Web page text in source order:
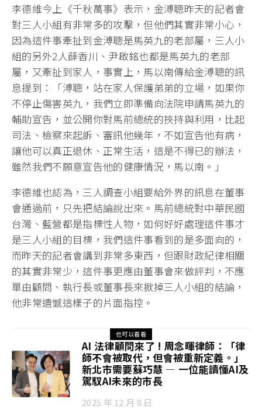
李德維今上《千秋萬事》表示，金溥聰昨天的記者會
對三人小組有非常多的攻擊，但他們其實非常小心，
因為這件事牽扯到金溥聰是馬英九的老部屬，三人小
組的另外2人薛香川、尹啟銘也都是馬英九的老部
屬，又牽扯到家人，事實上，馬以南傳給金溥聰的訊
息提到：「溥聰，站在家人保護弟弟的立場，如果你
不停止傷害英九，我們立即準備向法院申請馬英九的
輔助宣告，並公開你對馬前總統的挾持與利用，比起
司法、檢察來起訴、審訊他幾年，不如宣告他有病，
讓他可以真正退休、正常生活，這是不得已的辦法，
雖然我們不願意宣告他的健康情況，馬以南。」
李德維也認為，三人調查小組要給外界的訊息在董事
會通過前，只先把結論說出來。馬前總統對中華民國
台灣、藍營都是指標性人物，如何好好處理這件事才
是三人小組的目標，我們這件事看到的是多面向的，
而昨天的記者會講到非常多東西，但跟財政紀律相關
的其實非常少，這件事更應由董事會來做評判，不應
單由顧問、執行長或董事長來掀掉三人小組的結論，
他非常遺憾這樣子的片面指控。
也可以看看
AI 法律顧問來了 ! 周念暉律師：「律
師不會被取代，但會被重新定義。」
新北市需要蘇巧慧 — 一位能讀懂AI及
駕馭AI未來的市長
2025 年 12 月 8 日